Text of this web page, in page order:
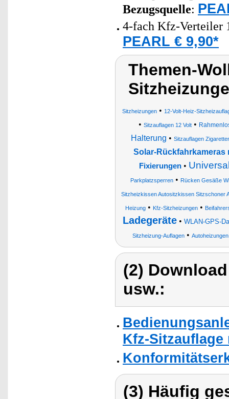
Bezugsquelle:
4-fach Kfz-Verteiler
PEARL € 9,90*
Themen-
Sitzheizungen • 12-Volt-Heiz-
• Sitzauflagen 12 Volt•
Halterung • Sitzauflagen
Solar-Rückfahrkameras
Fixierungen•
Parkplatzsperren• Rücken Gesäße
Sitzheizkissen Autositzkissen Sitzschoner
Heizung • Kfz-Sitzheizungen •
Ladegeräte• WLAN-GPS-
Sitzheizung-Auflagen •
(2)
usw.:
Kfz-Sitzauflage
(3) Häufig